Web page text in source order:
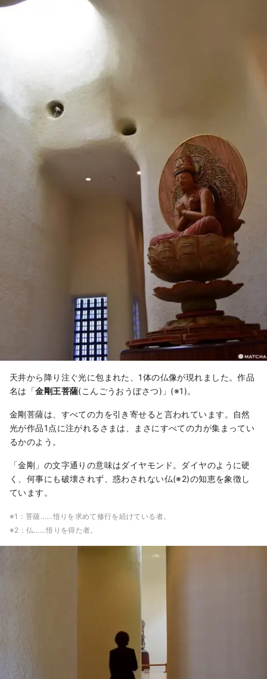
天井から降り注ぐ光に包まれた、1体の仏像が現れました。作品
名は「金剛王菩薩(こんごうおうぼさつ)」(※1)。
金剛菩薩は、すべての力を引き寄せると言われています。自然
光が作品1点に注がれるさまは、まさにすべての力が集まってい
るかのよう。
「金剛」の文字通りの意味はダイヤモンド。ダイヤのように硬
く、何事にも破壊されず、惑わされない仏(※2)の知恵を象徴し
ています。
※1：菩薩……悟りを求めて修行を続けている者。
※2：仏……悟りを得た者。